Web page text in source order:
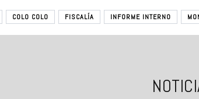
COLO COLO FISCALÍA INFORME INTERNO